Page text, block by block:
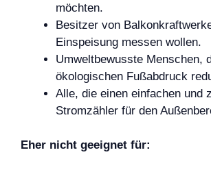
möchten.
Besitzer von
Einspeisung messen wollen.
Umweltbewusste Menschen,
ökologischen Fußabdruck
Alle, die einen einfachen und
Stromzähler für den
Eher nicht geeignet für: